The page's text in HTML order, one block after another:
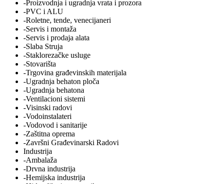
-Proizvodnja i ugradnja vrata i prozora
-PVC i ALU
-Roletne, tende, venecijaneri
-Servis i montaža
-Servis i prodaja alata
-Slaba Struja
-Staklorezačke usluge
-Stovarišta
-Trgovina građevinskih materijala
-Ugradnja behaton ploča
-Ugradnja behatona
-Ventilacioni sistemi
-Visinski radovi
-Vodoinstalateri
-Vodovod i sanitarije
-Zaštitna oprema
-Završni Građevinarski Radovi
Industrija
-Ambalaža
-Drvna industrija
-Hemijska industrija